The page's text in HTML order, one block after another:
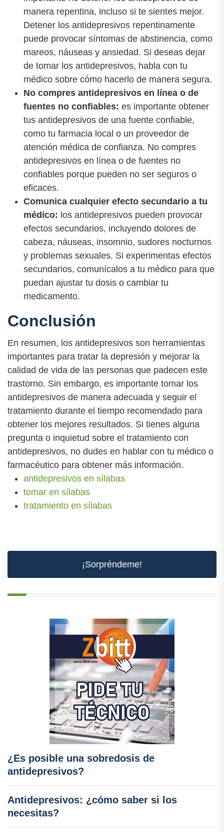
manera repentina, incluso si te sientes mejor.
Detener los antidepresivos repentinamente
puede provocar síntomas de abstinencia, como
mareos, náuseas y ansiedad. Si deseas dejar
de tomar los antidepresivos, habla con tu
médico sobre cómo hacerlo de manera segura.
No compres antidepresivos en línea o de
fuentes no confiables: es importante obtener
tus antidepresivos de una fuente confiable,
como tu farmacia local o un proveedor de
atención médica de confianza. No compres
antidepresivos en línea o de fuentes no
confiables porque pueden no ser seguros o
eficaces.
Comunica cualquier efecto secundario a tu
médico: los antidepresivos pueden provocar
efectos secundarios, incluyendo dolores de
cabeza, náuseas, insomnio, sudores nocturnos
y problemas sexuales. Si experimentas efectos
secundarios, comunícalos a tu médico para que
puedan ajustar tu dosis o cambiar tu
medicamento.
Conclusión
En resumen, los antidepresivos son herramientas
importantes para tratar la depresión y mejorar la
calidad de vida de las personas que padecen este
trastorno. Sin embargo, es importante tomar los
antidepresivos de manera adecuada y seguir el
tratamiento durante el tiempo recomendado para
obtener los mejores resultados. Si tienes alguna
pregunta o inquietud sobre el tratamiento con
antidepresivos, no dudes en hablar con tu médico o
farmacéutico para obtener más información.
antidepresivos en sílabas
tomar en sílabas
tratamiento en sílabas
¡Sorpréndeme!
¿Es posible una sobredosis de
antidepresivos?
Antidepresivos: ¿cómo saber si los
necesitas?